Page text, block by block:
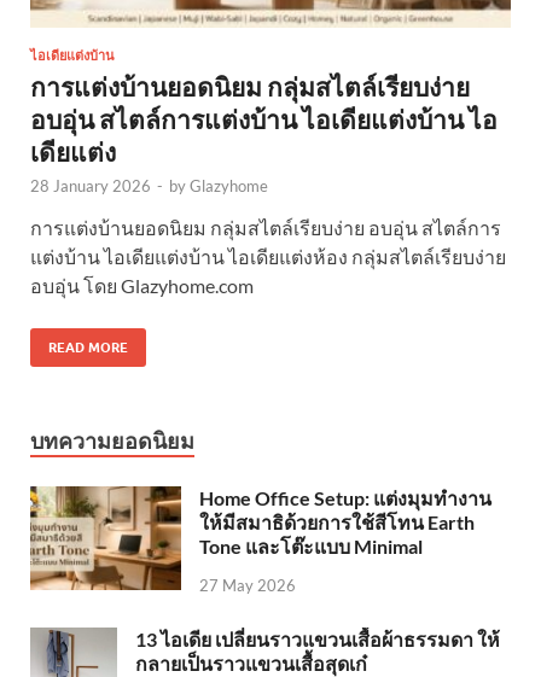
ไอเดียแต่งบ้าน
การแต่งบ้านยอดนิยม กลุ่มสไตล์เรียบง่าย
อบอุ่น สไตล์การแต่งบ้าน ไอเดียแต่งบ้าน ไอ
เดียแต่ง
28 January 2026 - byGlazyhome
การแต่งบ้านยอดนิยม กลุ่มสไตล์เรียบง่าย อบอุ่น สไตล์การ
แต่งบ้าน ไอเดียแต่งบ้าน ไอเดียแต่งห้อง กลุ่มสไตล์เรียบง่าย
อบอุ่น โดย Glazyhome.com
READ MORE
บทความยอดนิยม
Home Office Setup: แต่งมุมทำงาน
ให้มีสมาธิด้วยการใช้สีโทน Earth
Tone และโต๊ะแบบ Minimal
27 May 2026
13 ไอเดีย เปลี่ยนราวแขวนเสื้อผ้าธรรมดา ให้
กลายเป็นราวแขวนเสื้อสุดเก๋